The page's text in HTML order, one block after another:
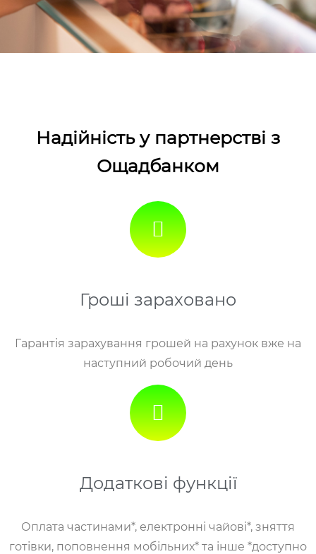
Надійність у партнерстві з
Ощадбанком
Гроші зараховано
Гарантія зарахування грошей на рахунок вже на
наступний робочий день
Додаткові функції
Оплата частинами*, електронні чайові*, зняття
готівки, поповнення мобільних* та інше *доступно